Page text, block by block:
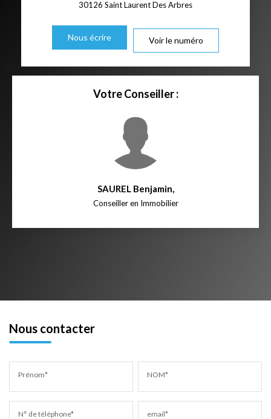
30126 Saint Laurent Des Arbres
Nous écrire Voir le numéro
Votre Conseiller :
SAUREL Benjamin,
Conseiller en Immobilier
Nous contacter
Prénom* NOM*
N° de téléphone* email*